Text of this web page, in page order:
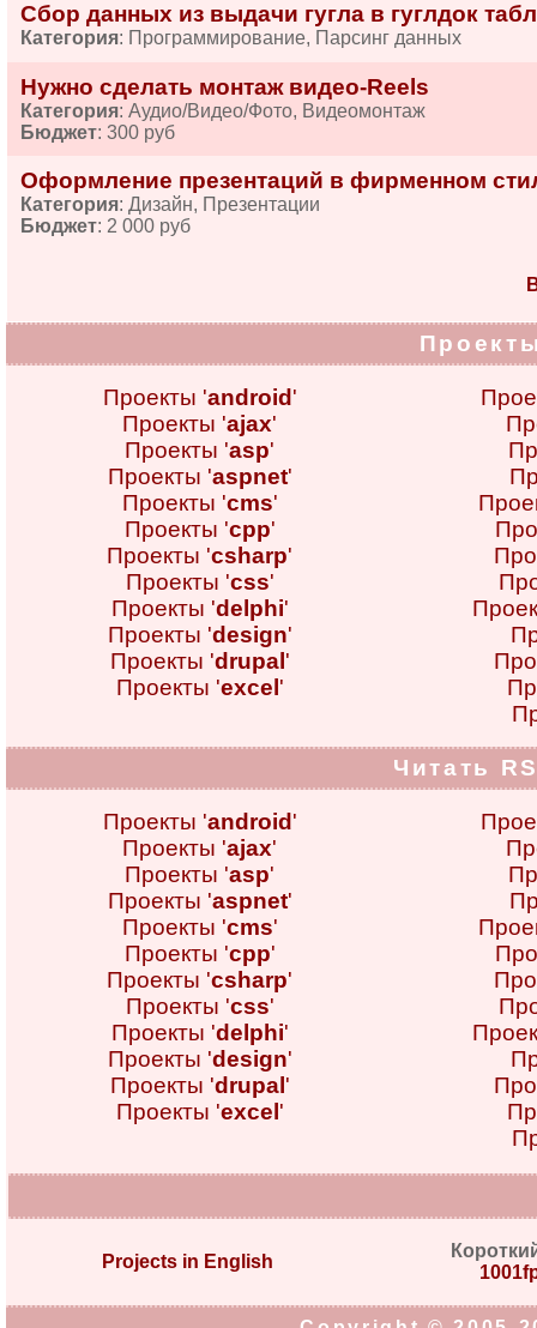
Сбор данных из выдачи гугла в гуглдок
Категория: Программирование, Парсинг данных
Нужно сделать монтаж видео-Reels
Категория: Аудио/Видео/Фото, Видеомонтаж
Бюджет: 300 руб
Оформление презентаций в фирменном
Категория: Дизайн, Презентации
Бюджет: 2 000 руб
Проекты 'android '
Проекты 'ajax'
Проекты 'asp'
Проекты 'aspnet'
Проекты 'cms'
Проекты 'cpp'
Проекты 'csharp'
Проекты 'css'
Проекты 'delphi'
Проекты 'design'
Проекты 'drupal '
Проекты 'excel '
Читать
Проекты 'android '
Проекты 'ajax'
Проекты 'asp'
Проекты 'aspnet'
Проекты 'cms'
Проекты 'cpp'
Проекты 'csharp'
Проекты 'css'
Проекты 'delphi'
Проекты 'design'
Проекты 'drupal '
Проекты 'excel '
Projects in English